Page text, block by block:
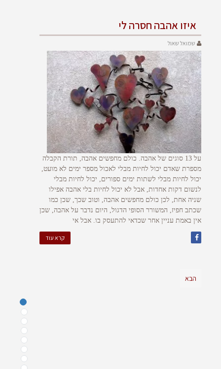
איזו אהבה חסרה לי
שמואל שאול
על 13 סוגים של אהבה. כולם מחפשים אהבה, תורת הקבלה
מספרת שאדם יכול לחיות מבלי לאכול מספר ימים לא מועט,
יכול לחיות מבלי לשתות ימים ספורים, יכול לחיות מבלי
לנשום דקות אחדות, אבל לא יכול לחיות בלי אהבה אפילו
שניה אחת, לכן כולם מחפשים אהבה, וטוב שכך, שכן כמו
שכתב חפיז, המשורר הסופי הדגול, היום נדבר על אהבה, שכן
אין באמת עניין אחר שכדאי להתעסק בו. אבל אי
קרא עוד
הבא